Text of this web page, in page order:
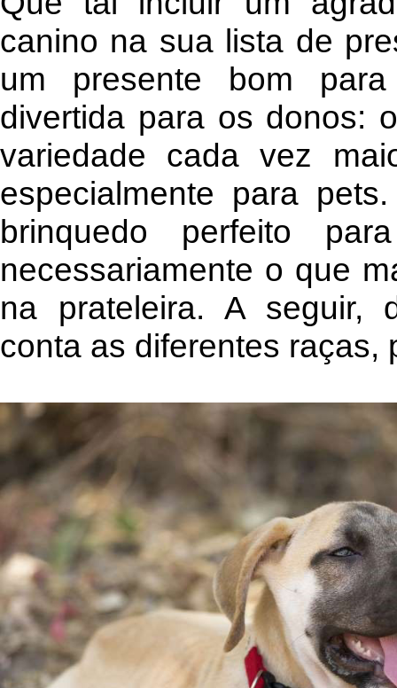
canino na sua lista de
um presente bom
divertida para os donos:
variedade cada vez
especialmente para
brinquedo perfeito
necessariamente o que
na prateleira. A seguir,
conta as diferentes raças,